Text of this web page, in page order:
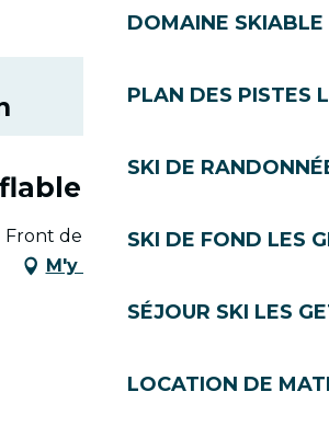
DOMAINE SKIABLE
PLAN DES PISTES
SKI DE
SKI DE FOND LES
SÉJOUR SKI LES
LOCATION DE
Bellevue
de Neige, 74260 Les Gets
M'y rendre